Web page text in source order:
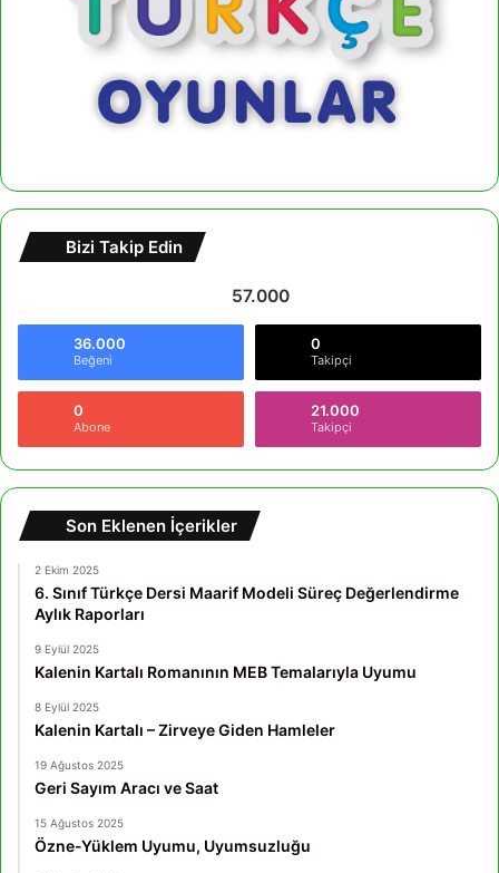
Bizi Takip Edin
57.000
36.000
Beğeni
0
Takipçi
0
Abone
21.000
Takipçi
Son Eklenen İçerikler
2 Ekim 2025
6. Sınıf Türkçe Dersi Maarif Modeli Süreç Değerlendirme
Aylık Raporları
9 Eylül 2025
Kalenin Kartalı Romanının MEB Temalarıyla Uyumu
8 Eylül 2025
Kalenin Kartalı – Zirveye Giden Hamleler
19 Ağustos 2025
Geri Sayım Aracı ve Saat
15 Ağustos 2025
Özne-Yüklem Uyumu, Uyumsuzluğu